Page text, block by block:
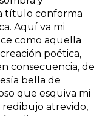
título conforma
Aquí va mi
como aquella
poética,
consecuencia, de
bella de
que esquiva mi
atrevido,